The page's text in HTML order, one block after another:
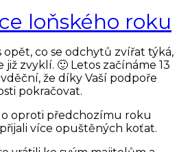
loňského roku
opět, co se odchytů zvířat týká,
již zvyklí. 🙂 Letos začínáme 13
že díky Vaší podpoře
pokračovat.
oproti předchozímu roku
více opuštěných koťat.